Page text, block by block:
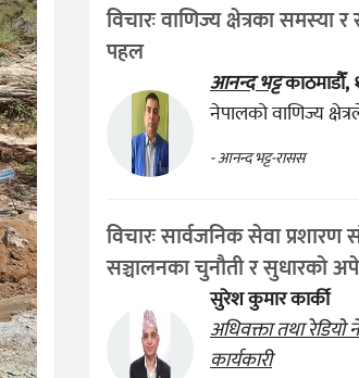
विचारः वाणिज्य क्षेत्रका समस्या
पहल
आनन्द भट्टकाठमाडौँ,
नेपालको वाणिज्य
- आनन्द भट्ट-रासस
विचारः सार्वजनिक सेवा प्रशारण
सञ्चालनका चुनौती र सुधारको
सुरेश कुमार कार्की
अधिवक्ता तथा रेडियो
कार्यकारी